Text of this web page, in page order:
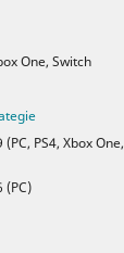
One, Switch
PS4, Xbox One,
(PC)